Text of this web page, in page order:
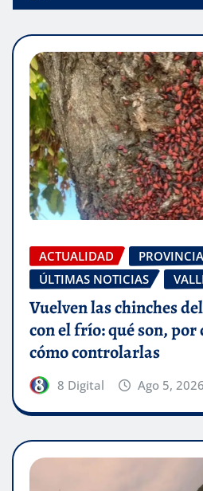
ACTUALIDAD
PROVINCIA
ÚLTIMAS NOTICIAS
Vuelven las chinches
con el frío: qué son, por
cómo controlarlas
8 Digital Ago 5, 2026